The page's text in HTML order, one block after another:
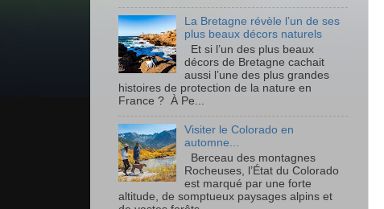
La Bretagne révèle l’un de ses
plus beaux décors naturels
Et si l’un des plus beaux
décors de Bretagne cachait
aussi l’une des plus grandes
histoires de protection de la nature en
France ? À Pe...
Visiter le Colorado en
automne...
Berceau des montagnes
Rocheuses, l’État du Colorado
est marqué par une forte
altitude, de somptueux paysages alpins et